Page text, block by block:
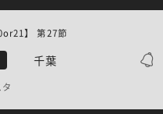
千葉
】 第27節